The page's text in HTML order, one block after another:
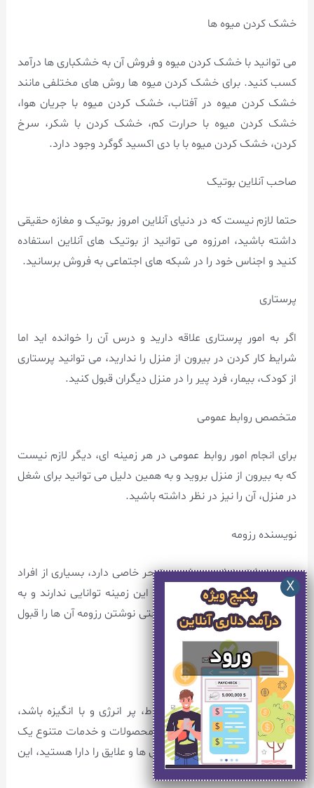
خشک کردن میوه ها
می توانید با خشک کردن میوه و فروش آن به خشکباری ها درآمد
کسب کنید. برای خشک کردن میوه ها روش های مختلفی مانند
خشک کردن میوه در آفتاب، خشک کردن میوه با جریان هوا،
خشک کردن میوه با حرارت کم، خشک کردن با شکر، سرخ
کردن، خشک کردن میوه با با دی اکسید گوگرد وجود دارد.
صاحب آنلاین بوتیک
حتما لازم نیست که در دنیای آنلاین امروز بوتیک و مغازه حقیقی
داشته باشید، امرزوه می توانید از بوتیک های آنلاین استفاده
کنید و اجناس خود را در شبکه های اجتماعی به فروش برسانید.
پرستاری
اگر به امور پرستاری علاقه دارید و درس آن را خوانده اید اما
شرایط کار کردن در بیرون از منزل را ندارید، می توانید پرستاری
از کودک، بیمار، فرد پیر را در منزل دیگران قبول کنید.
متخصص روابط عمومی
برای انجام امور روابط عمومی در هر زمینه ای، دیگر لازم نیست
که به بیرون از منزل بروید و به همین دلیل می توانید برای شغل
در منزل، آن را نیز در نظر داشته باشید.
نویسنده رزومه
رزومه نوشتن نیاز به مهارت و تبحر خاصی دارد، بسیاری از افراد
با وجود تحصیلات بالا باز هم در این زمینه توانایی ندارند و به
همین دلیل شما می توانید به راحتی نوشتن رزومه آن ها را قبول
نماینده فروش
نماینده فروش باید فردی با نشاط، پر انرژی و با انگیزه باشد،
نمایندگان فروش مسئول معرفی محصولات و خدمات متنوع یک
شرکت هستند پس اگر این ویژگی ها و علایق را دارا هستید، این
شغل را در نظر بگیرید.